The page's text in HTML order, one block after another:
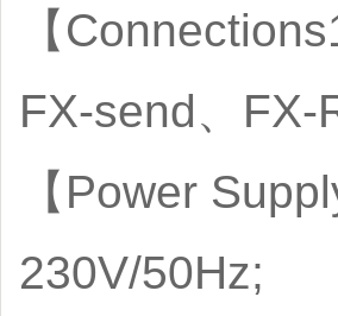
【
FX-send、FX-
【Power
230V/50Hz;